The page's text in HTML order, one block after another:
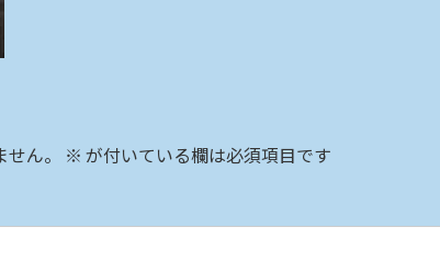
ん。 ※ が付いている欄は必須項目です